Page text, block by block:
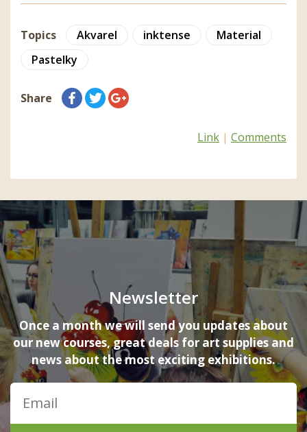
Topics Akvarel inktense
Material
Pastelky
Share
Link | Comments
Newsletter
Once a month we will send you updates about
our new courses, great deals for art supplies and
news about the most exciting exhibitions.